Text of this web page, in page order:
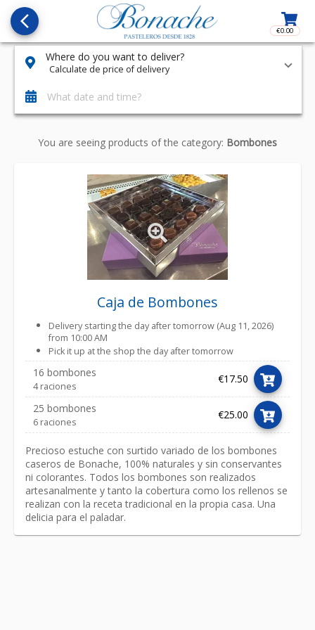
€0.00
Access
Where do you want to deliver?
Calculate de price of delivery
What date and time?
arrow_back_ios_new
You are seeing products of the category: Bombones
Link
Caja de Bombones
Delivery starting the day after tomorrow (Aug 11, 2026)
from 10:00 AM
Pick it up at the shop the day after tomorrow
16 bombones
4 raciones
€17.50
25 bombones
6 raciones
€25.00
Precioso estuche con surtido variado de los bombones
caseros de Bonache, 100% naturales y sin conservantes
ni colorantes. Todos los bombones son realizados
artesanalmente y tanto la cobertura como los rellenos se
realizan con la receta tradicional en la propia casa. Una
delicia para el paladar.